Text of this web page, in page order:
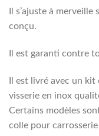
Il s’ajuste à
conçu.
Il est garanti contre
Il est livré avec un
visserie en inox
Certains modèles
colle pour